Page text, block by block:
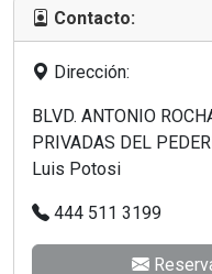
Contacto:
Dirección:
BLVD. ANTONIO
PRIVADAS DEL
Luis Potosi
444 511 3199